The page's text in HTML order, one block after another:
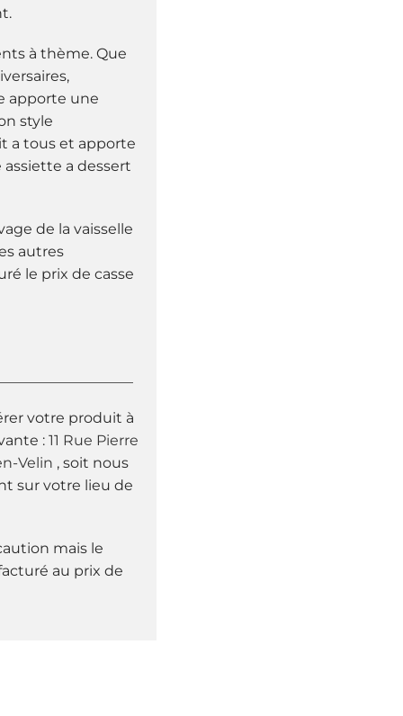
à thème. Que
apporte une
style
a tous et apporte
a dessert
de la vaisselle
autres
le prix de casse
votre produit à
: 11 Rue Pierre
Velin , soit nous
sur votre lieu de
mais le
au prix de